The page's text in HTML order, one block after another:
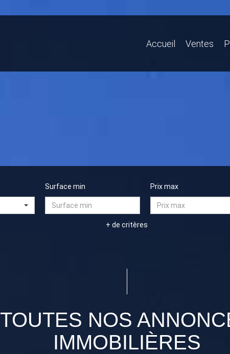
Accueil Ventes
Surface min Prix max
+ de critères
TOUTES NOS
IMMOBILIÈRES